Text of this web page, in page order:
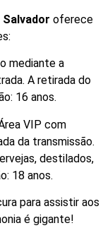
Salvador oferece
mediante a
A retirada do
16 anos.
VIP com
da transmissão.
destilados,
18 anos.
para assistir aos
é gigante!